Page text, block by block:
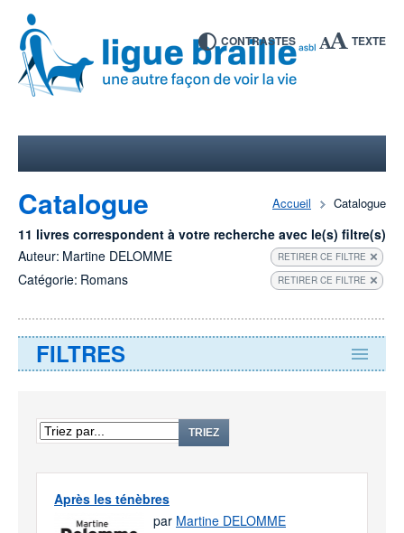
CONTRASTES TEXTE
Accueil Catalogue
Catalogue
11 livres correspondent à votre recherche avec le(s) filtre(s)
Auteur: Martine DELOMME RETIRER CE FILTRE
Catégorie: Romans RETIRER CE FILTRE
FILTRES
TRIEZ
Après les ténèbres
par Martine DELOMME